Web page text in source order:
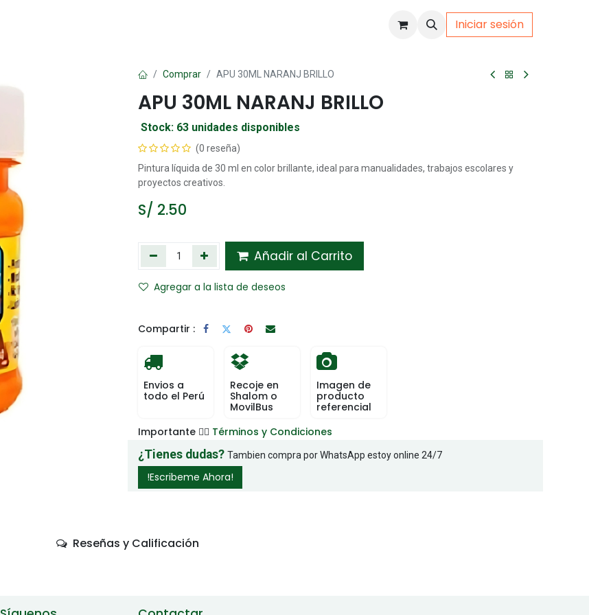
Iniciar sesión
Comprar APU 30ML NARANJ BRILLO
APU 30ML NARANJ BRILLO
Stock: 63 unidades disponibles
(0 reseña)
Pintura líquida de 30 ml en color brillante, ideal para manualidades, trabajos escolares y
proyectos creativos.
S/ 2.50
Añadir al Carrito
Agregar a la lista de deseos
Compartir :
Envios a
todo el Perú
Recoje en
Shalom o
MovilBus
Imagen de
producto
referencial
Importante 👉🏻 Términos y Condiciones
¿Tienes dudas? Tambien compra por WhatsApp estoy online 24/7
!Escribeme Ahora!
Reseñas y Calificación